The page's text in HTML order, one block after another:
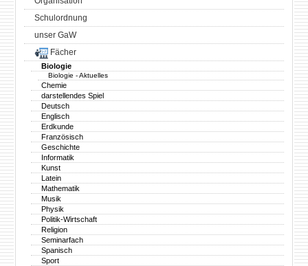
Schulordnung
unser GaW
Fächer
Biologie
Biologie - Aktuelles
Chemie
darstellendes Spiel
Deutsch
Englisch
Erdkunde
Französisch
Geschichte
Informatik
Kunst
Latein
Mathematik
Musik
Physik
Politik-Wirtschaft
Religion
Seminarfach
Spanisch
Sport